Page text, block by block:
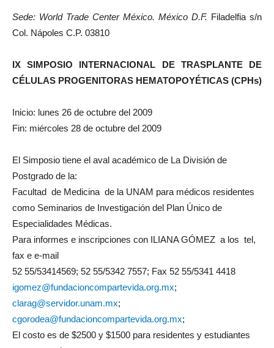
Sede: World Trade Center México. México D.F. Filadelfia s/n
Col. Nápoles C.P. 03810
IX SIMPOSIO INTERNACIONAL DE TRASPLANTE DE
CÉLULAS PROGENITORAS HEMATOPOYÉTICAS (CPHs)
Inicio: lunes 26 de octubre del 2009
Fin: miércoles 28 de octubre del 2009
El Simposio tiene el aval académico de La División de
Postgrado de la:
Facultad de Medicina de la UNAM para médicos residentes
como Seminarios de Investigación del Plan Único de
Especialidades Médicas.
Para informes e inscripciones con ILIANA GÓMEZ a los tel,
fax e e-mail
52 55/53414569; 52 55/5342 7557; Fax 52 55/5341 4418
igomez@fundacioncompartevida.org.mx;
clarag@servidor.unam.mx;
cgorodea@fundacioncompartevida.org.mx;
El costo es de $2500 y $1500 para residentes y estudiantes